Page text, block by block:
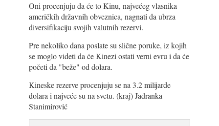
Oni procenjuju da će to Kinu, najvećeg vlasnika
američkih državnih obveznica, nagnati da ubrza
diversifikaciju svojih valutnih rezervi.
Pre nekoliko dana poslate su slične poruke, iz kojih
se moglo videti da će Kinezi ostati verni evru i da će
početi da "beže" od dolara.
Kineske rezerve procenjuju se na 3.2 milijarde
dolara i najveće su na svetu. (kraj) Jadranka
Stanimirović